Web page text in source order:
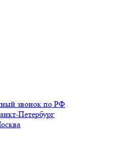
звонок по РФ
Петербург